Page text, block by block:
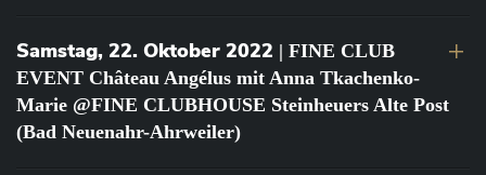
Samstag, 22. Oktober 2022 | FINE CLUB
EVENT Château Angélus mit Anna Tkachenko-
Marie @FINE CLUBHOUSE Steinheuers Alte Post
(Bad Neuenahr-Ahrweiler)